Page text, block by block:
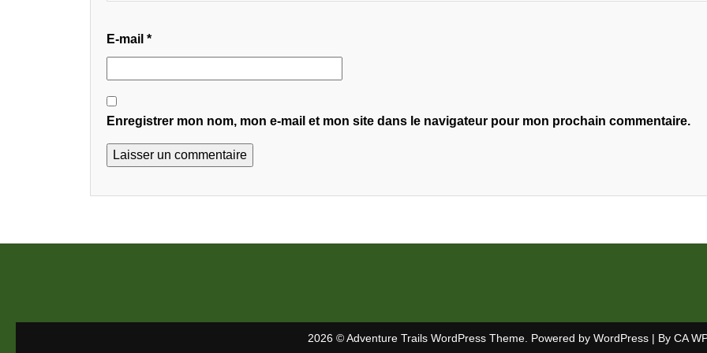
E-mail *
Enregistrer mon nom, mon e-mail et mon site dans le navigateur pour mon prochain commentaire.
2026 © Adventure Trails WordPress Theme. Powered by WordPress | By CA